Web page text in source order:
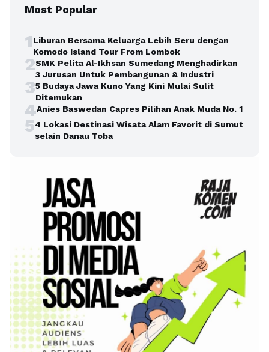
Most Popular
1Liburan Bersama Keluarga Lebih Seru dengan
Komodo Island Tour From Lombok
2SMK Pelita Al-Ikhsan Sumedang Menghadirkan
3 Jurusan Untuk Pembangunan & Industri
35 Budaya Jawa Kuno Yang Kini Mulai Sulit
Ditemukan
4Anies Baswedan Capres Pilihan Anak Muda No. 1
54 Lokasi Destinasi Wisata Alam Favorit di Sumut
selain Danau Toba